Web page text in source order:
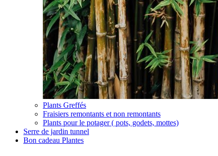
Plants Greffés
Fraisiers remontants et non remontants
Plants pour le potager ( pots, godets, mottes)
Serre de jardin tunnel
Bon cadeau Plantes